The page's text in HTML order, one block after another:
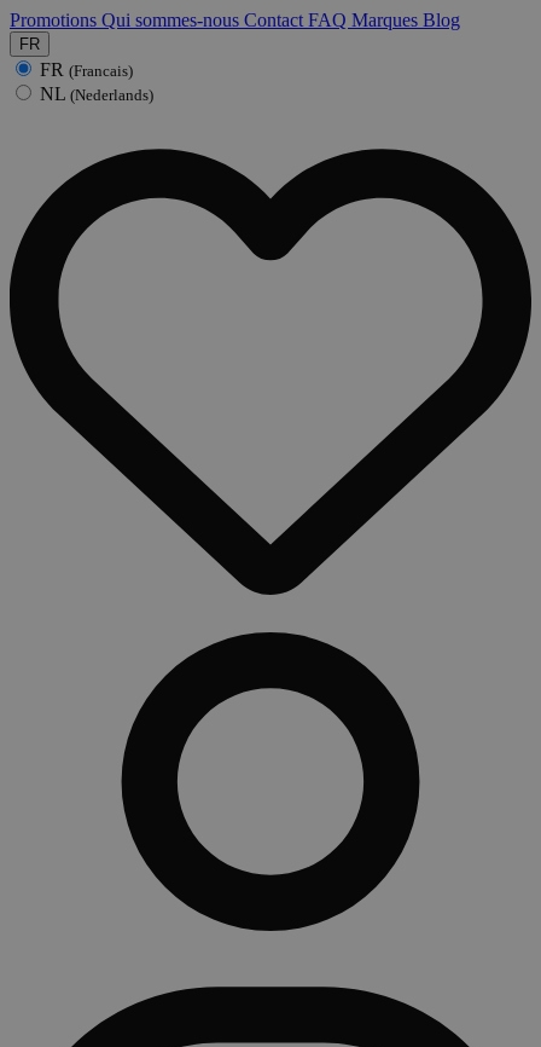
Promotions Qui sommes-nous Contact FAQ Marques Blog
FR
FR (Francais)
NL (Nederlands)